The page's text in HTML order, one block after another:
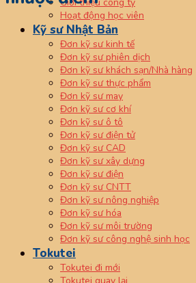
Hoạt động học viên
Kỹ sư Nhật Bản
Đơn kỹ sư kinh tế
Đơn kỹ sư phiên dịch
Đơn kỹ sư khách sạn/Nhà hàng
Đơn kỹ sư thực phẩm
Đơn kỹ sư may
Đơn kỹ sư cơ khí
Đơn kỹ sư ô tô
Đơn kỹ sư điện tử
Đơn kỹ sư CAD
Đơn kỹ sư xây dựng
Đơn kỹ sư điện
Đơn kỹ sư CNTT
Đơn kỹ sư nông nghiệp
Đơn kỹ sư hóa
Đơn kỹ sư môi trường
Đơn kỹ sư công nghệ sinh học
Tokutei
Tokutei đi mới